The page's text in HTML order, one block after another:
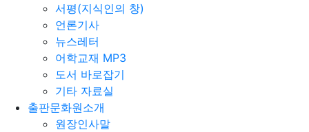
서평(지식인의 창)
언론기사
뉴스레터
어학교재 MP3
도서 바로잡기
기타 자료실
출판문화원소개
원장인사말